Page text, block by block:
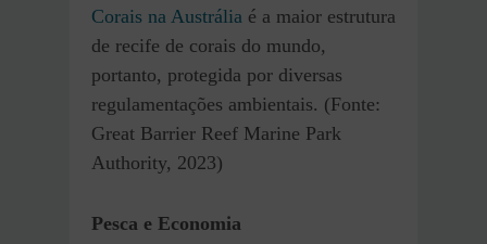
Corais na Austrália é a maior estrutura
de recife de corais do mundo,
portanto, protegida por diversas
regulamentações ambientais. (Fonte:
Great Barrier Reef Marine Park
Authority, 2023)
Pesca e Economia